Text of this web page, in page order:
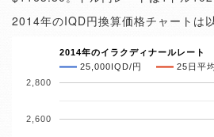
2014年のIQD円換算価格チャートは
2014年のイラクディナールレート
25,000IQD/円
25日平均
2,600
2,800